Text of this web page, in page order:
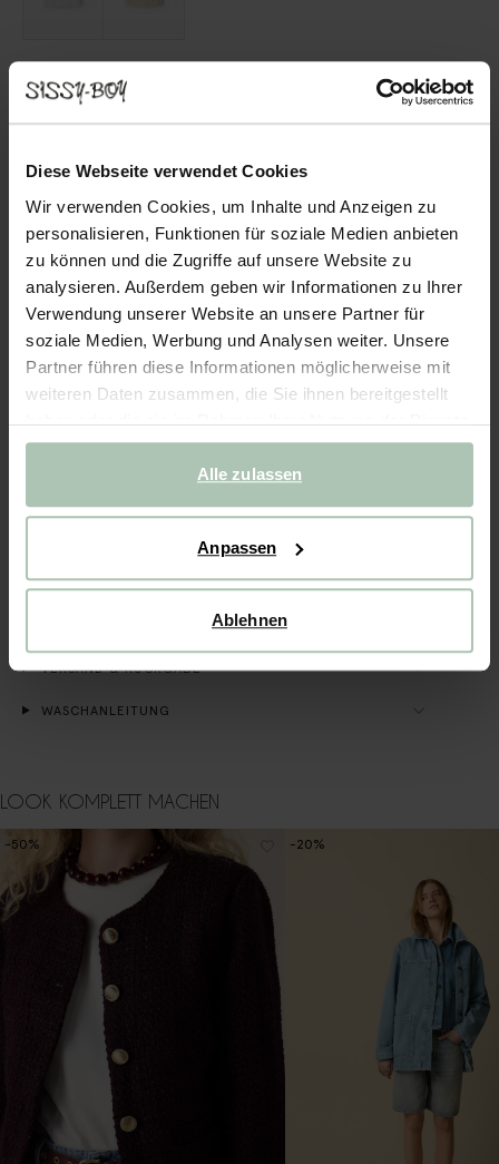
Diese Webseite verwendet Cookies
Wir verwenden Cookies, um Inhalte und Anzeigen zu
personalisieren, Funktionen für soziale Medien anbieten
zu können und die Zugriffe auf unsere Website zu
analysieren. Außerdem geben wir Informationen zu Ihrer
Verwendung unserer Website an unsere Partner für
soziale Medien, Werbung und Analysen weiter. Unsere
Partner führen diese Informationen möglicherweise mit
weiteren Daten zusammen, die Sie ihnen bereitgestellt
haben oder die sie im Rahmen Ihrer Nutzung der Dienste
gesammelt haben.
Alle zulassen
Anpassen
Ablehnen
Wähle deine Größe
XS S M L XL
IN DEN WARENKORB
Schnelle Lieferung
Rechnungskauf möglich
14 Tage Bedenkzeit
REVIEWS (1)
BESCHREIBUNG
Weiße Kurzarmbluse der Marke Sissy-Boy. Die Bluse hat
einen runden Ausschnitt, eine Knopfleiste, feminine Falten-
Details, eine reguläre Passform und ist auf der Vorderseite
mit einer wunderschönen Anglaise-Stickerei abgesetzt.
VERSAND & RÜCKGABE
WASCHANLEITUNG
LOOK KOMPLETT MACHEN
-50% -20%